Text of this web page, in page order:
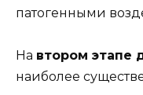
патогенными
Ha втором этапе
наиболее